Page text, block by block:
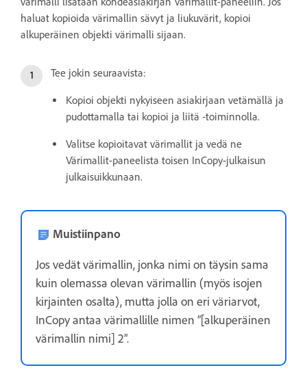
haluat kopioida värimallin sävyt ja liukuvärit, kopioi
alkuperäinen objekti värimalli sijaan.
Tee jokin seuraavista:
Kopioi objekti nykyiseen asiakirjaan vetämällä ja
pudottamalla tai kopioi ja liitä -toiminnolla.
Valitse kopioitavat värimallit ja vedä ne
Värimallit-paneelista toisen InCopy-julkaisun
julkaisuikkunaan.
Muistiinpano
Jos vedät värimallin, jonka nimi on täysin sama
kuin olemassa olevan värimallin (myös isojen
kirjainten osalta), mutta jolla on eri väriarvot,
InCopy antaa värimallille nimen ”[alkuperäinen
värimallin nimi] 2”.